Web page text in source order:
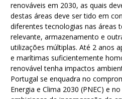
renováveis em 2030, as quais
destas áreas deve ser tido em
diferentes tecnologias nas áreas
relevante, armazenamento e
utilizações múltiplas. Até 2 anos
e marítimas suficientemente
renovável tenha impactos
Portugal se enquadra no
Energia e Clima 2030 (PNEC) e